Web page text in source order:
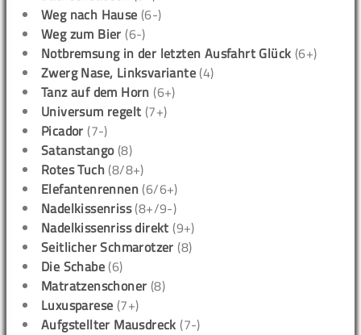
Weg nach Hause (6-)
Weg zum Bier (6-)
Notbremsung in der letzten Ausfahrt Glück (6+)
Zwerg Nase, Linksvariante (4)
Tanz auf dem Horn (6+)
Universum regelt (7+)
Picador (7-)
Satanstango(8)
Rotes Tuch (8/8+)
Elefantenrennen (6/6+)
Nadelkissenriss(8+/9-)
Nadelkissenriss direkt (9+)
Seitlicher Schmarotzer (8)
Die Schabe (6)
Matratzenschoner (8)
Luxusparese (7+)
Aufgstellter Mausdreck (7-)